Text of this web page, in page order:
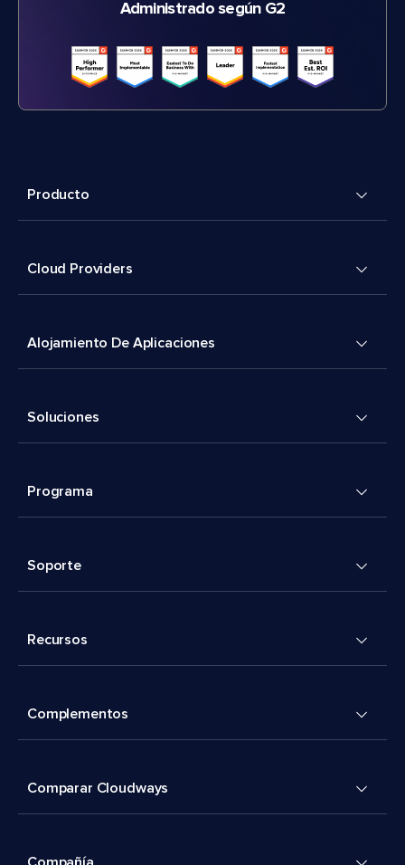
Administrado según G2
Producto
Cloud Providers
Alojamiento De Aplicaciones
Soluciones
Programa
Soporte
Recursos
Complementos
Comparar Cloudways